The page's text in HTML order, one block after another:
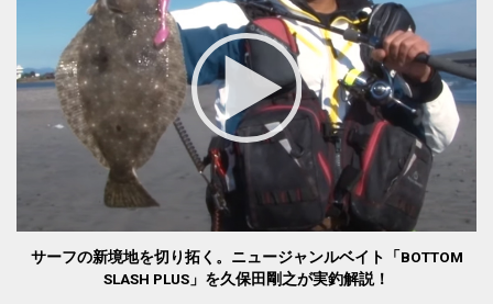
サーフの新境地を切り拓く。ニュージャンルベイト「BOTTOM
SLASH PLUS」を久保田剛之が実釣解説！